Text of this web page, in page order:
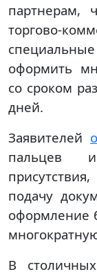
партнерам,
торгово-
оформить
со сроком
дней.
Заявителей
пальцев
подачу
оформление
В